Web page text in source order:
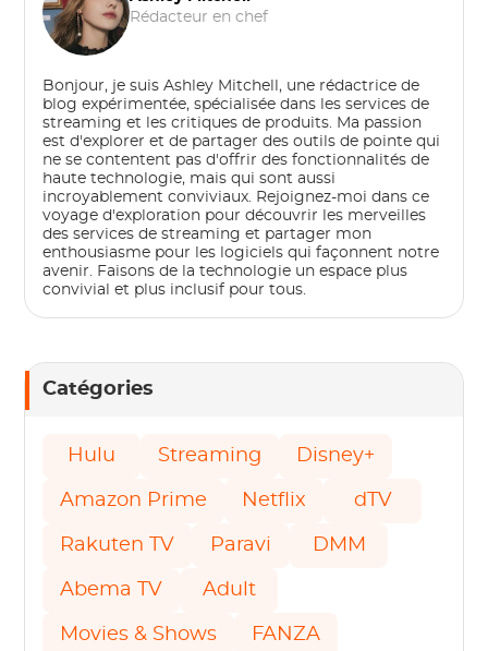
Rédacteur en chef
Bonjour, je suis Ashley Mitchell, une rédactrice de
blog expérimentée, spécialisée dans les services de
streaming et les critiques de produits. Ma passion
est d'explorer et de partager des outils de pointe qui
ne se contentent pas d'offrir des fonctionnalités de
haute technologie, mais qui sont aussi
incroyablement conviviaux. Rejoignez-moi dans ce
voyage d'exploration pour découvrir les merveilles
des services de streaming et partager mon
enthousiasme pour les logiciels qui façonnent notre
avenir. Faisons de la technologie un espace plus
convivial et plus inclusif pour tous.
Catégories
Hulu Streaming Disney+
Amazon Prime Netflix dTV
Rakuten TV Paravi DMM
Abema TV Adult
Movies & Shows FANZA